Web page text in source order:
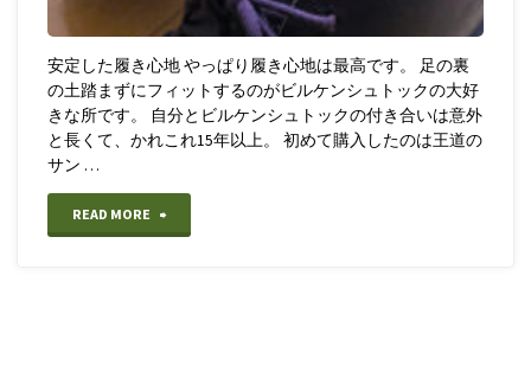
安定した履き心地 やっぱり履き心地は最高です。 足の裏
の土踏まずにフィットするのがビルケンシュトックの大好
きな所です。 自分とビルケンシュトックの付き合いは意外
と長くて、かれこれ15年以上。 初めて購入したのは王道の
サン …
READ MORE "【BIRKEN